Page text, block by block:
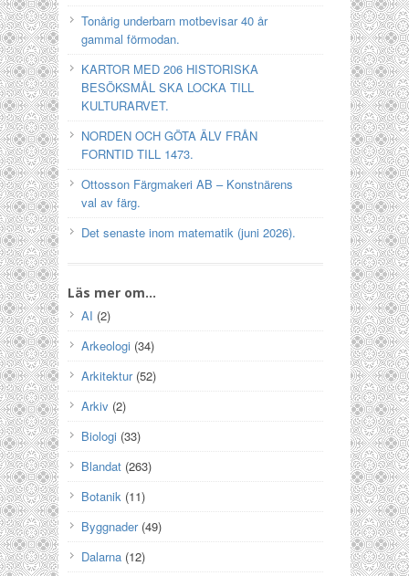
Tonårig underbarn motbevisar 40 år
gammal förmodan.
KARTOR MED 206 HISTORISKA
BESÖKSMÅL SKA LOCKA TILL
KULTURARVET.
NORDEN OCH GÖTA ÄLV FRÅN
FORNTID TILL 1473.
Ottosson Färgmakeri AB – Konstnärens
val av färg.
Det senaste inom matematik (juni 2026).
Läs mer om…
AI (2)
Arkeologi (34)
Arkitektur(52)
Arkiv (2)
Biologi (33)
Blandat (263)
Botanik (11)
Byggnader(49)
Dalarna (12)